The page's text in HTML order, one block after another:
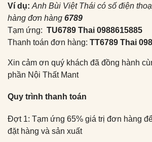
Ví dụ: Anh Bùi Việt Thái có số điện
hàng đơn hàng 6789
Tạm ứng: TU6789 Thai 0988615885
Thanh toán đơn hàng: TT6789 Thai
Xin cảm ơn quý khách đã đồng hành
phần Nội Thất Mant
Quy trình thanh toán
Đợt 1: Tạm ứng 65% giá trị đơn hàng
đặt hàng và sản xuất